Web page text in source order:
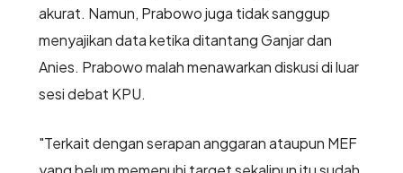
akurat. Namun, Prabowo juga tidak sanggup
menyajikan data ketika ditantang Ganjar dan
Anies. Prabowo malah menawarkan diskusi di luar
sesi debat KPU.
"Terkait dengan serapan anggaran ataupun MEF